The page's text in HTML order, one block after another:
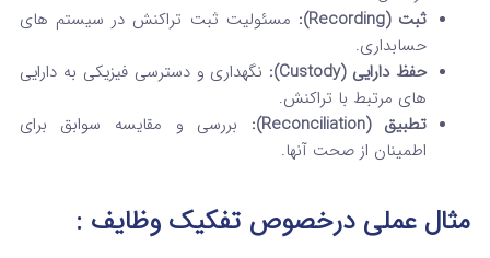
ثبت (Recording):
مسئولیت ثبت تراکنش در سیستم‌ های
حسابداری.
حفظ دارایی (Custody):
نگهداری و دسترسی فیزیکی به دارایی‌
های مرتبط با تراکنش.
تطبیق (Reconciliation):
بررسی و مقایسه سوابق برای
اطمینان از صحت آنها.
مثال عملی درخصوص تفکیک وظایف :